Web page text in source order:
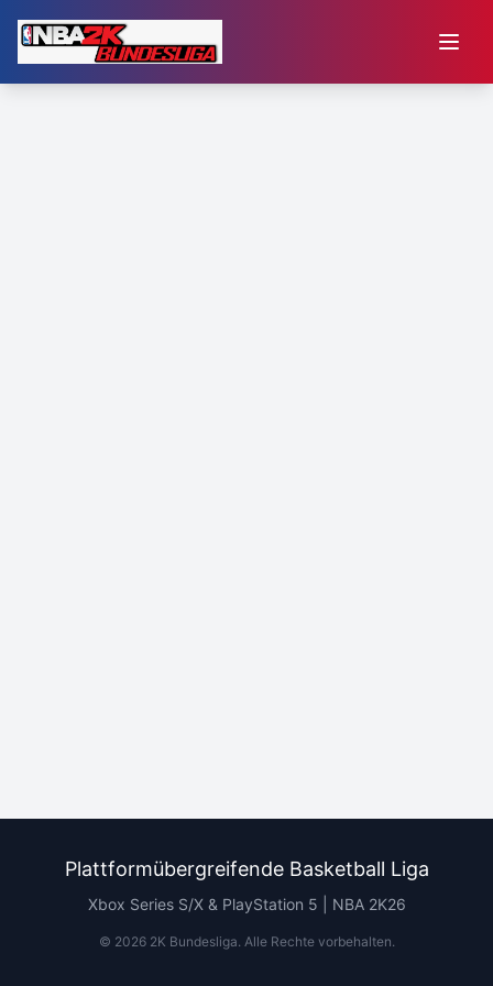
Plattformübergreifende Basketball Liga
Xbox Series S/X & PlayStation 5 | NBA 2K26
© 20262K Bundesliga. Alle Rechte vorbehalten.